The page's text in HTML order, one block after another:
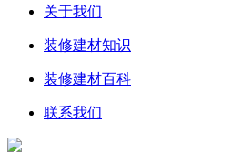
关于我们
装修建材知识
装修建材百科
联系我们